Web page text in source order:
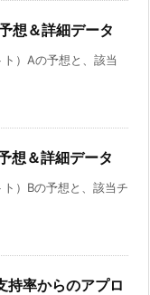
想＆詳細データ
）Aの予想と、該当
想＆詳細データ
）Bの予想と、該当チ
率からのアプロ